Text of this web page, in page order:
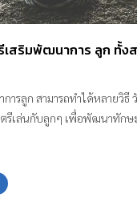
เสริมพัฒนาการ ลูก ทั้ง
ารลูก สามารถทำได้หลายวิธี
เล่นกับลูกๆ เพื่อพัฒนาทักษ